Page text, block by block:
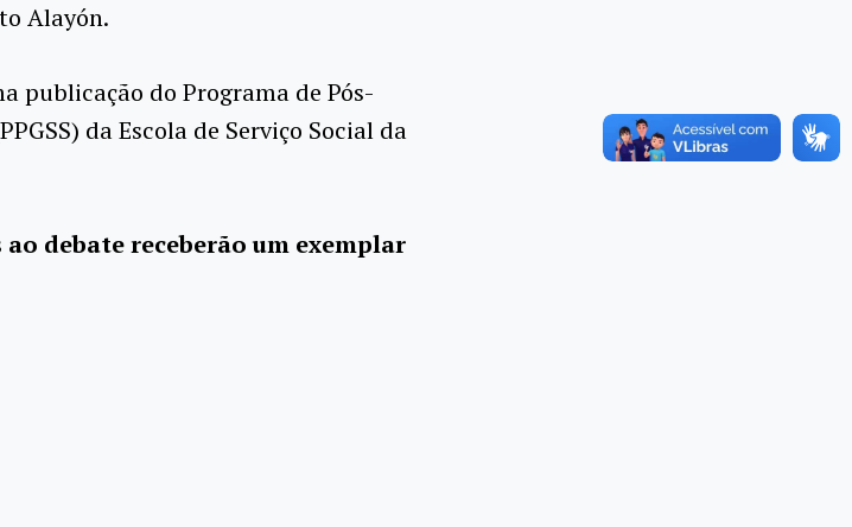
Alayón.
publicação do Programa de Pós-
da Escola de Serviço Social da
debate receberão um exemplar